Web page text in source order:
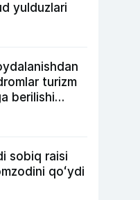
yulduzlari
turizm
berilishi
sobiq raisi
qoʻydi